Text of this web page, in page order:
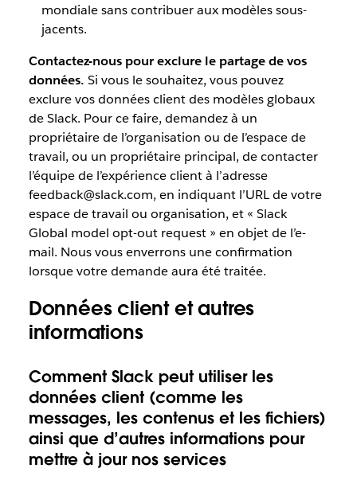
mondiale sans contribuer aux modèles sous-
jacents.
Contactez-nous pour exclure le partage de vos
données. Si vous le souhaitez, vous pouvez
exclure vos données client des modèles globaux
de Slack. Pour ce faire, demandez à un
propriétaire de l’organisation ou de l’espace de
travail, ou un propriétaire principal, de contacter
l’équipe de l’expérience client à l’adresse
feedback@slack.com, en indiquant l’URL de votre
espace de travail ou organisation, et « Slack
Global model opt-out request » en objet de l’e-
mail. Nous vous enverrons une confirmation
lorsque votre demande aura été traitée.
Données client et autres
informations
Comment Slack peut utiliser les
données client (comme les
messages, les contenus et les fichiers)
ainsi que d’autres informations pour
mettre à jour nos services